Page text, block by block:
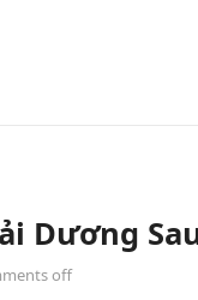
Dương
off